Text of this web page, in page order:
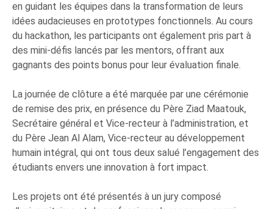
en guidant les équipes dans la transformation de leurs
idées audacieuses en prototypes fonctionnels. Au cours
du hackathon, les participants ont également pris part à
des mini-défis lancés par les mentors, offrant aux
gagnants des points bonus pour leur évaluation finale.
La journée de clôture a été marquée par une cérémonie
de remise des prix, en présence du Père Ziad Maatouk,
Secrétaire général et Vice-recteur à l’administration, et
du Père Jean Al Alam, Vice-recteur au développement
humain intégral, qui ont tous deux salué l’engagement des
étudiants envers une innovation à fort impact.
Les projets ont été présentés à un jury composé